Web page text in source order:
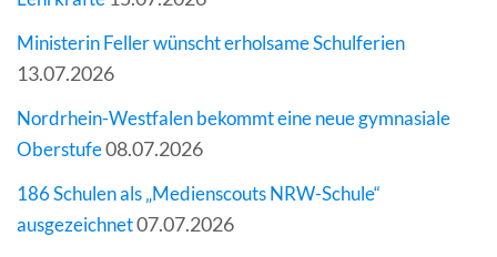
Ministerin Feller wünscht erholsame Schulferien
13.07.2026
Nordrhein-Westfalen bekommt eine neue gymnasiale
Oberstufe08.07.2026
186 Schulen als „Medienscouts NRW-Schule“
ausgezeichnet07.07.2026